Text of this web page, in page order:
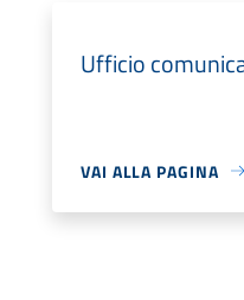
Ufficio
VAI ALLA PAGINA